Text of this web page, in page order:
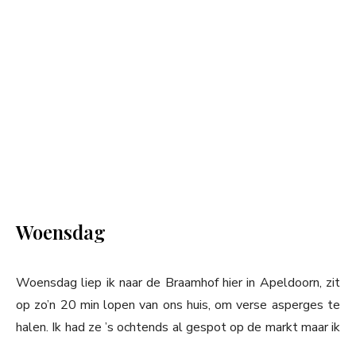
Woensdag
Woensdag liep ik naar de Braamhof hier in Apeldoorn, zit
op zo’n 20 min lopen van ons huis, om verse asperges te
halen. Ik had ze ’s ochtends al gespot op de markt maar ik